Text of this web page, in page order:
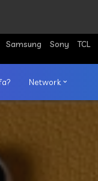
Samsung Sony
TCL
Network